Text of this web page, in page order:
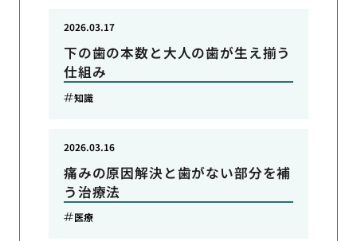
下の歯の本数と大人の歯が生え揃う
仕組み
2026.03.17
知識
痛みの原因解決と歯がない部分を補
う治療法
2026.03.16
医療